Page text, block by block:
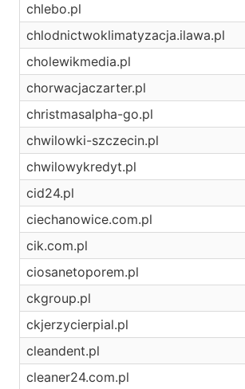
chlebo.pl
chlodnictwoklimatyzacja.ilawa.pl
cholewikmedia.pl
chorwacjaczarter.pl
christmasalpha-go.pl
chwilowki-szczecin.pl
chwilowykredyt.pl
cid24.pl
ciechanowice.com.pl
cik.com.pl
ciosanetoporem.pl
ckgroup.pl
ckjerzycierpial.pl
cleandent.pl
cleaner24.com.pl